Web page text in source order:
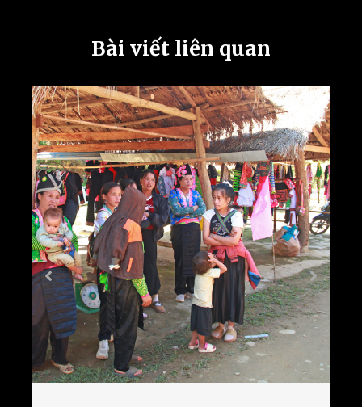
Bài viết liên quan